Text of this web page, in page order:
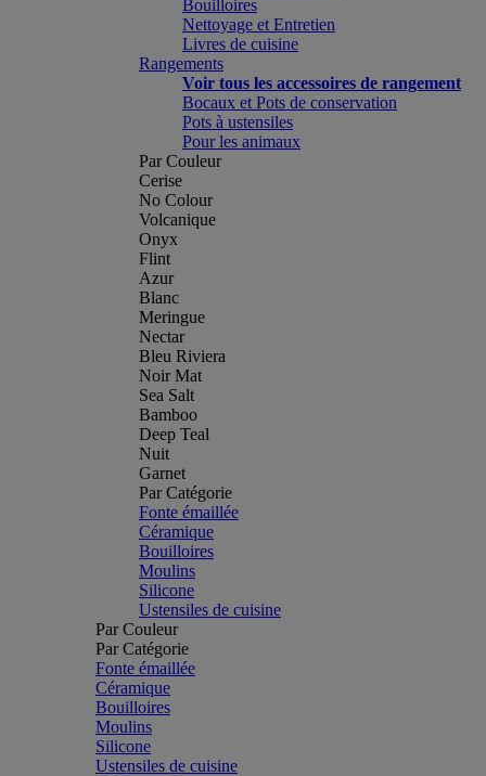
Bouilloires
Nettoyage et Entretien
Livres de cuisine
Rangements
Voir tous les accessoires de rangement
Bocaux et Pots de conservation
Pots à ustensiles
Pour les animaux
Par Couleur
Cerise
No Colour
Volcanique
Onyx
Flint
Azur
Blanc
Meringue
Nectar
Bleu Riviera
Noir Mat
Sea Salt
Bamboo
Deep Teal
Nuit
Garnet
Par Catégorie
Fonte émaillée
Céramique
Bouilloires
Moulins
Silicone
Ustensiles de cuisine
Par Couleur
Par Catégorie
Fonte émaillée
Céramique
Bouilloires
Moulins
Silicone
Ustensiles de cuisine